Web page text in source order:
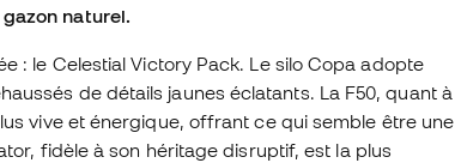
naturel.
: le Celestial Victory Pack. Le silo Copa adopte
de détails jaunes éclatants. La F50, quant à
vive et énergique, offrant ce qui semble être une
fidèle à son héritage disruptif, est la plus